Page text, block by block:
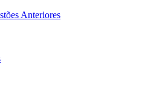
Anteriores